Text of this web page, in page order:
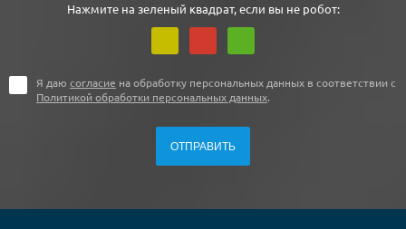
Нажмите на зеленый квадрат, если вы не робот:
Я даю согласие на обработку персональных данных в соответствии с
Политикой обработки персональных данных.